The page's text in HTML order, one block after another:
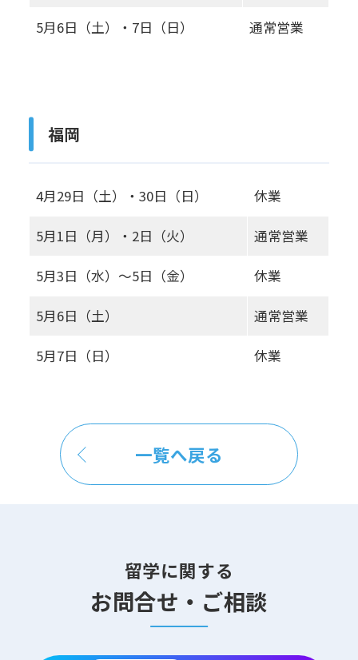
5月6日（土）・7日（日） 通常営業
福岡
4月29日（土）・30日（日） 休業
5月1日（月）・2日（火） 通常営業
5月3日（水）～5日（金） 休業
5月6日（土） 通常営業
5月7日（日） 休業
一覧へ戻る
留学に関する
お問合せ・ご相談